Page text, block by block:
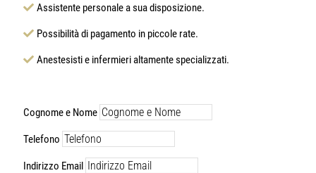
Assistente personale a sua disposizione.
Possibilità di pagamento in piccole rate.
Anestesisti e infermieri altamente specializzati.
Cognome e Nome
Telefono
Indirizzo Email